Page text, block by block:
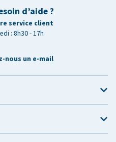
d’aide ?
service client
: 8h30 - 17h
nous un e-mail